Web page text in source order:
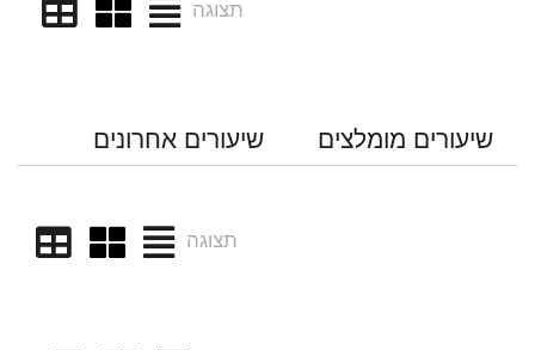
תצוגה
שיעורים מומלצים שיעורים אחרונים
תצוגה